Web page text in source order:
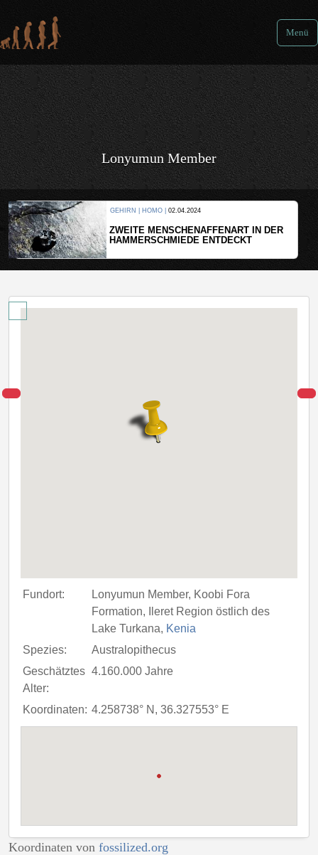
Menü
Lonyumun Member
GEHIRN | HOMO | 02.04.2024
ZWEITE MENSCHENAFFENART IN DER
HAMMERSCHMIEDE ENTDECKT
Fundort:
Lonyumun Member, Koobi Fora
Formation, Ileret Region östlich des
Lake Turkana, Kenia
Spezies:
Australopithecus
Geschätztes
Alter:
4.160.000 Jahre
Koordinaten: 4.258738° N, 36.327553° E
Koordinaten von fossilized.org